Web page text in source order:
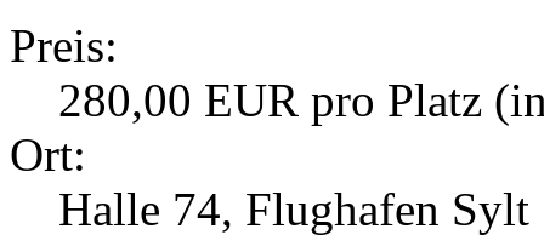
Preis:
280,00 EUR pro Platz
Ort:
Halle 74, Flughafen Sylt